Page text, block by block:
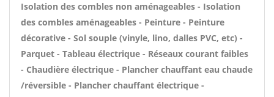
Isolation des combles non aménageables - Isolation
des combles aménageables - Peinture - Peinture
décorative - Sol souple (vinyle, lino, dalles PVC, etc) -
Parquet - Tableau électrique - Réseaux courant faibles
- Chaudière électrique - Plancher chauffant eau chaude
/réversible - Plancher chauffant électrique -